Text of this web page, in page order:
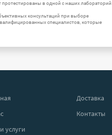
протестированы в одной с наших лабораторий
консультаций при выборе
специалистов, которые
Доставка
Контакты
услуги